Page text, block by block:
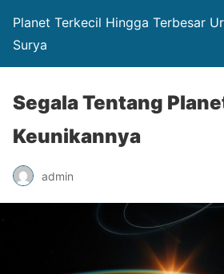
Planet Terkecil Hingga Terbesar
Surya
Segala Tentang
Keunikannya
admin